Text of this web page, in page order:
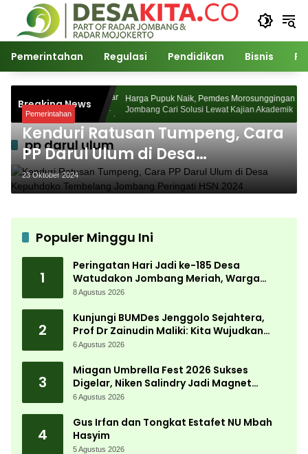
Langsung
konten
Pemerintahan Regulasi Pendidikan Bisnis
Breaking News
Desa Watudakon
Blek Padati
Harga Pupuk Naik, Pemdes Morosunggingan
Jombang Cari Solusi Lewat Kajian Akademik
pp darul ulum
Pemerintahan
Kenduri Ratusan Tumpeng, Cara
PP Darul Ulum di Desa
Kepuhdoko Tembelang
Jombang Peringati HSN 2024
23 Oktober 2024
Populer Minggu Ini
1
Peringatan Hari Jadi ke-185 Desa
Watudakon Jombang Meriah, Warga
Tumpek Blek Padati Karnaval Budaya
8 Agustus 2026
2
Kunjungi BUMDes Jenggolo Sejahtera,
Prof Dr Zainudin Maliki: Kita Wujudkan
Kemandirian Ekonomi dengan Potensi
6 Agustus 2026
3
Miagan Umbrella Fest 2026 Sukses
Digelar, Niken Salindry Jadi Magnet
Ribuan Pengunjung
6 Agustus 2026
4
Gus Irfan dan Tongkat Estafet NU Mbah
Hasyim
5 Agustus 2026